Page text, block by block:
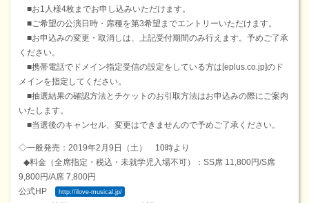
■お1人様4枚までお申し込みいただけます。
■ご希望の公演日時・席種を第3希望までエントリーいただけます。
■お申込みの変更・取消しは、上記受付期間のみ行えます。予めご了承
ください。
■携帯電話でドメイン指定受信の設定をしている方は[eplus.co.jp]のド
メインを指定してください。
■抽選結果の確認方法とチケットのお引取方法はお申込みの際にご案内
いたします。
■当選後のキャンセル、変更はできませんので予めご了承ください。
◇一般発売：2019年2月9日（土） 10時より
◆料金（全席指定・税込・未就学児入場不可）：SS席 11,800円/S席
9,800円/A席 7,800円
公式HP
http://ilove-musical.jp/